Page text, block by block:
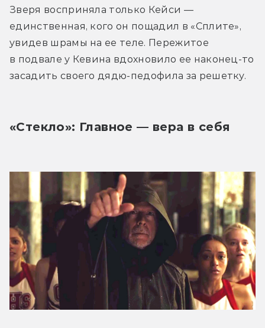
Зверя восприняла только Кейси —
единственная, кого он пощадил в «Сплите»,
увидев шрамы на ее теле. Пережитое
в подвале у Кевина вдохновило ее наконец-то
засадить своего дядю-педофила за решетку.
«Стекло»: Главное — вера в себя